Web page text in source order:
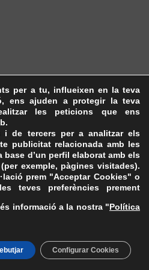
per a tu, influeixen en la teva
ens ajuden a protegir la teva
les peticions que ens
i de tercers per a analitzar els
publicitat relacionada amb les
d’un perfil elaborat amb els
exemple, pàgines visitades).
prem "Acceptar Cookies" o
teves preferències prement
informació a la nostra "Política
Configurar Cookies